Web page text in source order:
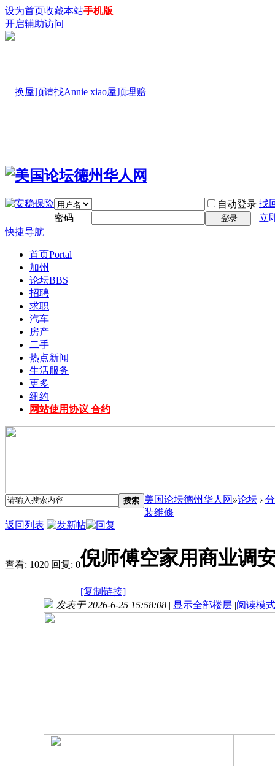
设为首页收藏本站手机版
开启辅助访问
自动登录 找
密码
登录
立
快捷导航
首页Portal
加州
论坛BBS
招聘
求职
汽车
房产
二手
热点新闻
生活服务
更多
纽约
网站使用协议 合约
搜索 美国论坛德州华人网 »论坛 ›
装维修
返回列表
查看: 1020|回复: 0倪师傅空家用商业调
[复制链接]
发表于 2026-6-25 15:58:08 | 显示全部楼层 |阅读模式